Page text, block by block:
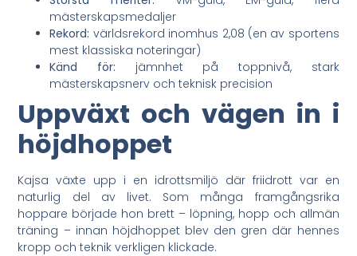
mästerskapsmedaljer
Rekord: världsrekord inomhus 2,08 (en av sportens
mest klassiska noteringar)
Känd för: jämnhet på toppnivå, stark
mästerskapsnerv och teknisk precision
Uppväxt och vägen in i
höjdhoppet
Kajsa växte upp i en idrottsmiljö där friidrott var en
naturlig del av livet. Som många framgångsrika
hoppare började hon brett – löpning, hopp och allmän
träning – innan höjdhoppet blev den gren där hennes
kropp och teknik verkligen klickade.